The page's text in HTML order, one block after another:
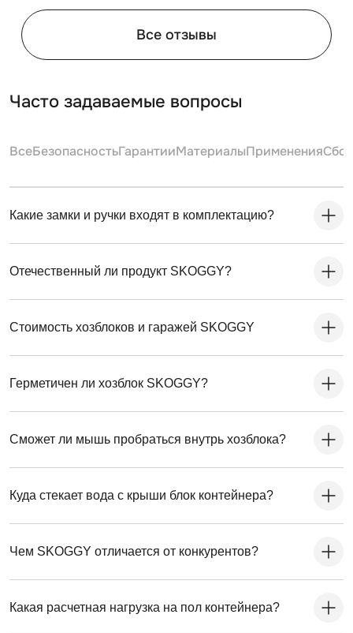
подготовка фундамента, достаточно установить
расстановки:
Все отзывы
Часто задаваемые вопросы
ВсеБезопасностьГарантииМатериалыПрименения
Какие замки и ручки входят в комплектацию?
Отечественный ли продукт SKOGGY?
Стоимость хозблоков и гаражей SKOGGY
Герметичен ли хозблок SKOGGY?
Сможет ли мышь пробраться внутрь хозблока?
Куда стекает вода с крыши блок контейнера?
Чем SKOGGY отличается от конкурентов?
Какая расчетная нагрузка на пол контейнера?